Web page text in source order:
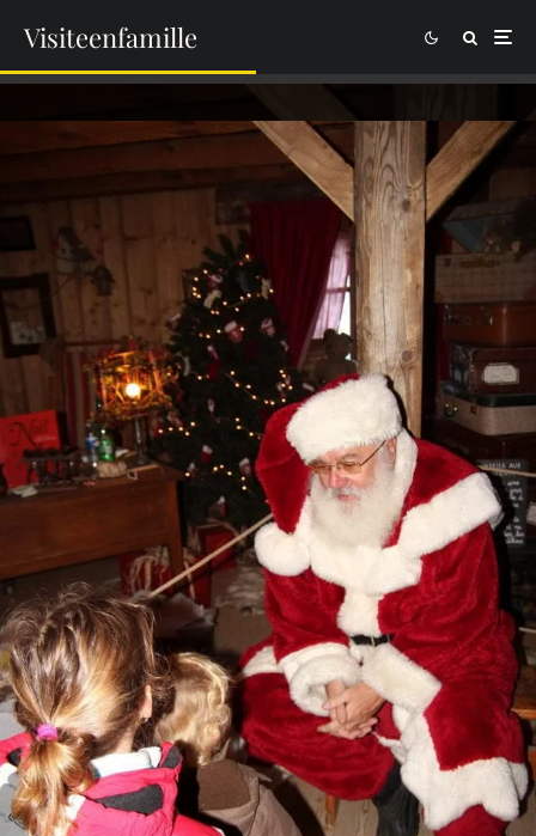
Visiteenfamille